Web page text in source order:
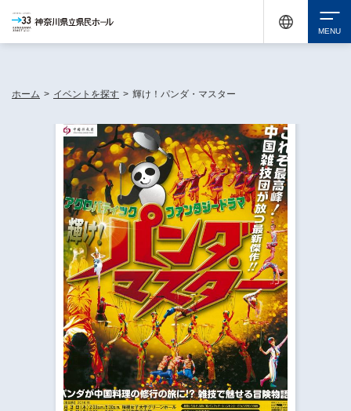
イベントを探す
・ イベント一覧
・ イベントカレンダー
休館中の県民ホールについて
・ 施設概要
・ パイプオルガン
・ 神奈川県民ホールの取り組み
神奈川県立県民ホールSNS
​​​​​​​​​​​​​神奈川県立県民ホール
ギャラリーSNS
チケット購入
ホーム > イベントを探す > 輝け！パンダ・マスター